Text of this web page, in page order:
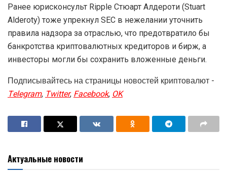
Ранее юрисконсульт Ripple Стюарт Алдероти (Stuart
Alderoty) тоже упрекнул SEC в нежелании уточнить
правила надзора за отраслью, что предотвратило бы
банкротства криптовалютных кредиторов и бирж, а
инвесторы могли бы сохранить вложенные деньги.
Подписывайтесь на страницы новостей криптовалют -
Telegram,Twitter,Facebook,OK
Актуальные новости